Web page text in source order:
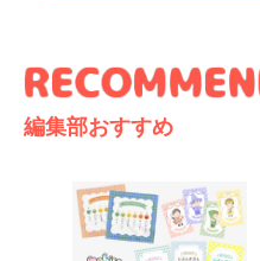
編集部おすすめ